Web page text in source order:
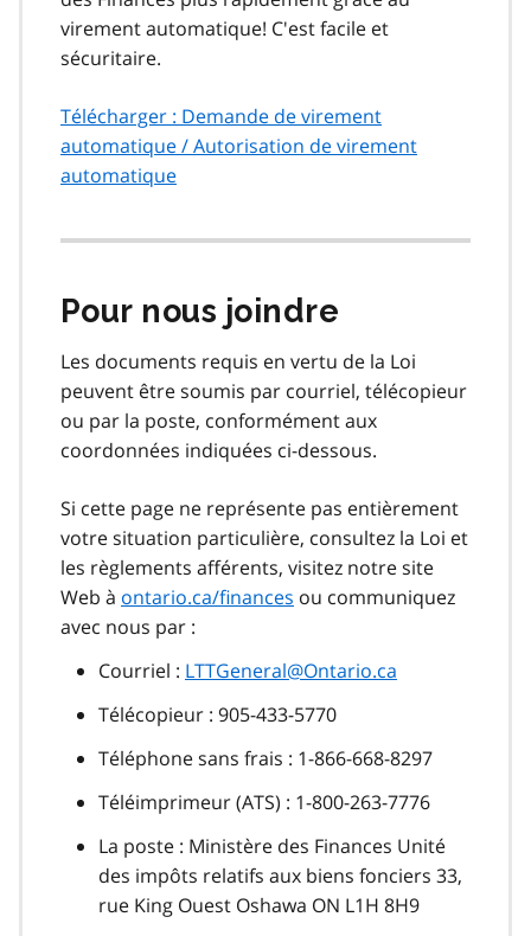
virement automatique! C'est facile et
sécuritaire.
Télécharger : Demande de virement
automatique / Autorisation de virement
automatique
Pour nous joindre
Les documents requis en vertu de la Loi
peuvent être soumis par courriel, télécopieur
ou par la poste, conformément aux
coordonnées indiquées ci-dessous.
Si cette page ne représente pas entièrement
votre situation particulière, consultez la Loi et
les règlements afférents, visitez notre site
Web à ontario.ca/finances ou communiquez
avec nous par :
Courriel : LTTGeneral@Ontario.ca
Télécopieur : 905-433-5770
Téléphone sans frais : 1-866-668-8297
Téléimprimeur (ATS) : 1-800-263-7776
La poste : Ministère des Finances Unité
des impôts relatifs aux biens fonciers 33,
rue King Ouest Oshawa ON L1H 8H9